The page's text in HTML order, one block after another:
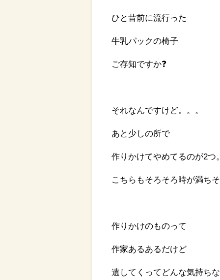
ひと昔前に流行った
牛乳パックの椅子
ご存知ですか❓
それなんですけど。。。
あと少しの所で
作りかけてやめてるのが2つ。
こちらもそろそろ時が満ち
作りかけのものって
作家あるあるだけど
遺してくってどんな気持ち